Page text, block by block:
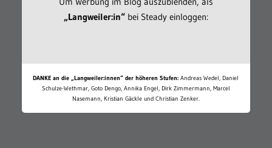
„Langweiler:in“bei Steady einloggen:
DANKE an die „Langweiler:innen“ der höheren Stufen: Andreas Wedel, Daniel
Schulze-Wethmar, Goto Dengo, Annika Engel, Dirk Zimmermann, Marcel
Nasemann, Kristian Gäckle und Christian Zenker.